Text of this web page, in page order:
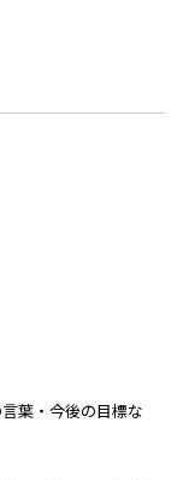
葉・今後の目標な